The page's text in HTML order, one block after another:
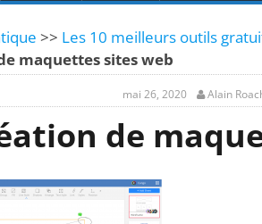
>> Les 10 meilleurs outils
maquettes sites web
mai 26, 2020 Alain
de